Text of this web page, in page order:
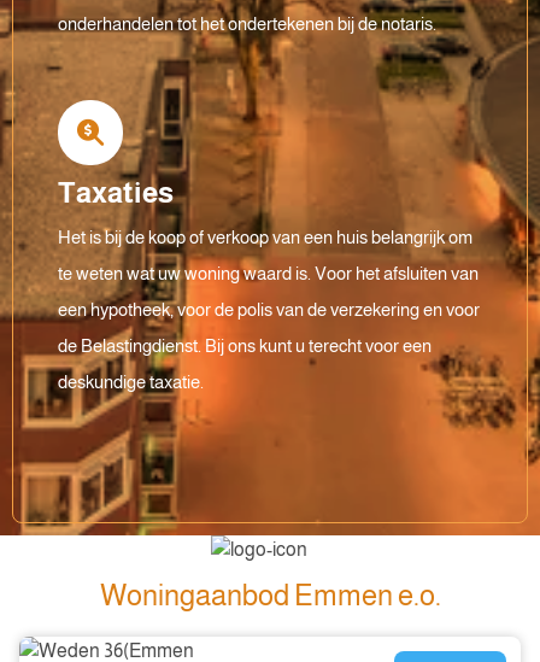
onderhandelen tot het ondertekenen bij de notaris.
Taxaties
Het is bij de koop of verkoop van een huis belangrijk om
te weten wat uw woning waard is. Voor het afsluiten van
een hypotheek, voor de polis van de verzekering en voor
de Belastingdienst. Bij ons kunt u terecht voor een
deskundige taxatie.
Woningaanbod Emmen e.o.